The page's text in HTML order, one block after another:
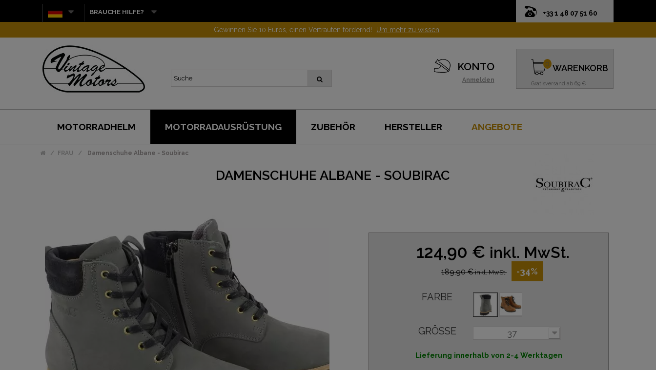
+33 1 48 07 51 60
BRAUCHE HILFE?
Gewinnen Sie 10 Euros, einen Vertrauten fördernd! Um mehr zu wissen
KONTO
Anmelden
WARENKORB
Gratisversand ab 69 €
0
MOTORRADHELM MOTORRADAUSRÜSTUNG ZUBEHÖR HERSTELLER ANGEBOTE
FRAU Damenschuhe Albane - Soubirac
DAMENSCHUHE ALBANE - SOUBIRAC
124,90 € inkl. MwSt.
189,90 €inkl. MwSt. -34%
FARBE
GRÖSSE 37
Lieferung innerhalb von 2-4 Werktagen